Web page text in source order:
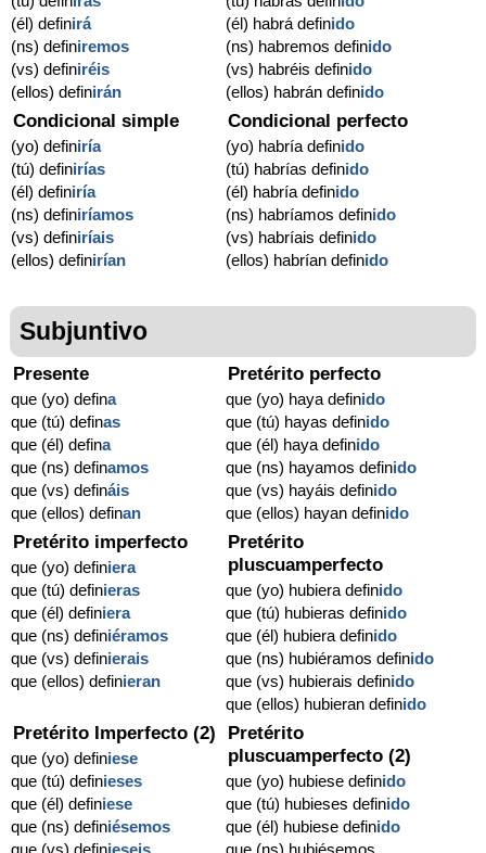
(él) definirá
(ns) definiremos
(vs) definiréis
(ellos) definirán
(él) habrá definido
(ns) habremos definido
(vs) habréis definido
(ellos) habrán definido
Condicional simple
(yo) definiría
(tú) definirías
(él) definiría
(ns) definiríamos
(vs) definiríais
(ellos) definirían
Condicional perfecto
(yo) habría definido
(tú) habrías definido
(él) habría definido
(ns) habríamos definido
(vs) habríais definido
(ellos) habrían definido
Subjuntivo
Presente
que (yo) defina
que (tú) definas
que (él) defina
que (ns) definamos
que (vs) defináis
que (ellos) definan
Pretérito perfecto
que (yo) haya definido
que (tú) hayas definido
que (él) haya definido
que (ns) hayamos definido
que (vs) hayáis definido
que (ellos) hayan definido
Pretérito imperfecto
que (yo) definiera
que (tú) definieras
que (él) definiera
que (ns) definiéramos
que (vs) definierais
que (ellos) definieran
Pretérito
pluscuamperfecto
que (yo) hubiera definido
que (tú) hubieras definido
que (él) hubiera definido
que (ns) hubiéramos definido
que (vs) hubierais definido
que (ellos) hubieran definido
Pretérito Imperfecto (2)
que (yo) definiese
que (tú) definieses
que (él) definiese
que (ns) definiésemos
Pretérito
pluscuamperfecto (2)
que (yo) hubiese definido
que (tú) hubieses definido
que (él) hubiese definido